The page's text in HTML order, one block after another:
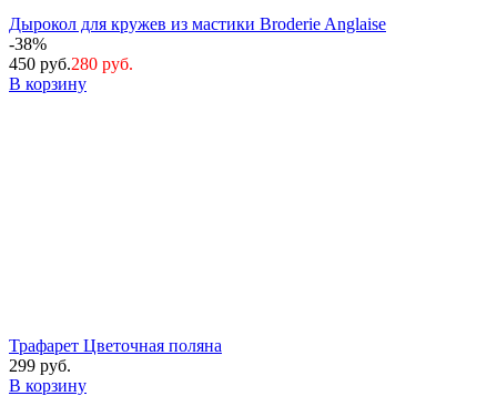
Дырокол для кружев из мастики Broderie Anglaise
-38%
450 руб.280 руб.
В корзину
Трафарет Цветочная поляна
299 руб.
В корзину